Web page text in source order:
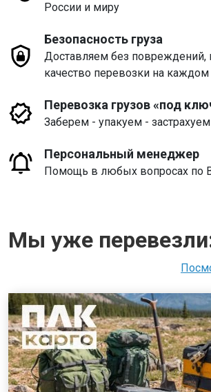
России и миру
Безопасность груза
Доставляем без повреждений,
качество перевозки на каждом
Перевозка грузов «под
Заберем - упакуем -
Персональный менеджер
Помощь в любых вопросах по
Мы уже